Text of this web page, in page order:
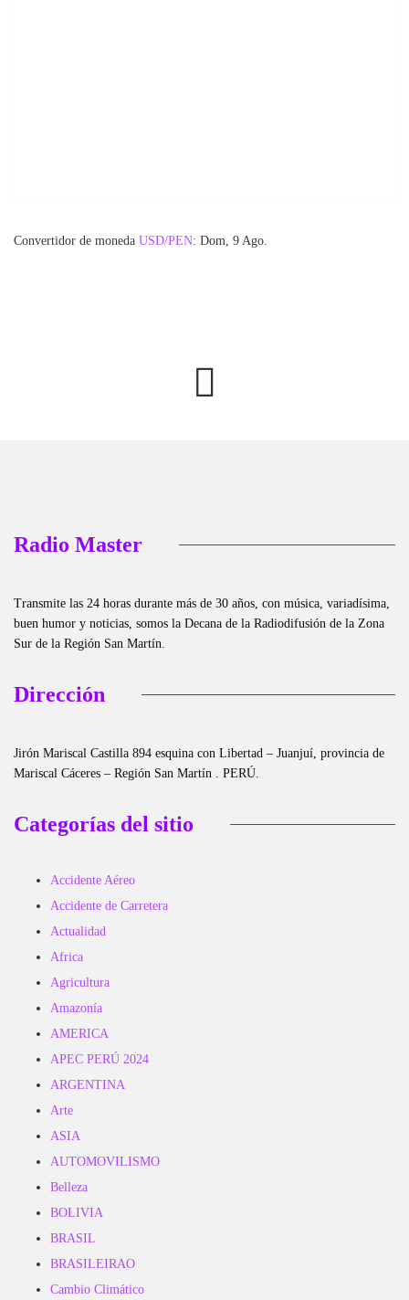
Convertidor de moneda USD/PEN: Dom, 9 Ago.
Radio Master
Transmite las 24 horas durante más de 30 años, con música, variadísima,
buen humor y noticias, somos la Decana de la Radiodifusión de la Zona
Sur de la Región San Martín.
Dirección
Jirón Mariscal Castilla 894 esquina con Libertad – Juanjuí, provincia de
Mariscal Cáceres – Región San Martín . PERÚ.
Categorías del sitio
Accidente Aéreo
Accidente de Carretera
Actualidad
Africa
Agricultura
Amazonía
AMERICA
APEC PERÚ 2024
ARGENTINA
Arte
ASIA
AUTOMOVILISMO
Belleza
BOLIVIA
BRASIL
BRASILEIRAO
Cambio Climático